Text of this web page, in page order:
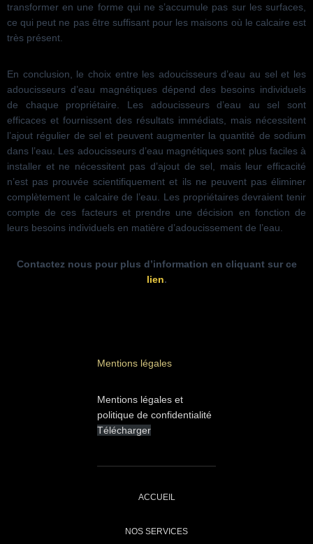
transformer en une forme qui ne s’accumule pas sur les surfaces,
ce qui peut ne pas être suffisant pour les maisons où le calcaire est
très présent.
En conclusion, le choix entre les adoucisseurs d’eau au sel et les
adoucisseurs d’eau magnétiques dépend des besoins individuels
de chaque propriétaire. Les adoucisseurs d’eau au sel sont
efficaces et fournissent des résultats immédiats, mais nécessitent
l’ajout régulier de sel et peuvent augmenter la quantité de sodium
dans l’eau. Les adoucisseurs d’eau magnétiques sont plus faciles à
installer et ne nécessitent pas d’ajout de sel, mais leur efficacité
n’est pas prouvée scientifiquement et ils ne peuvent pas éliminer
complètement le calcaire de l’eau. Les propriétaires devraient tenir
compte de ces facteurs et prendre une décision en fonction de
leurs besoins individuels en matière d’adoucissement de l’eau.
Contactez nous pour plus d’information en cliquant sur ce
lien.
Mentions légales
Mentions légales et
politique de confidentialité
Télécharger
ACCUEIL
NOS SERVICES